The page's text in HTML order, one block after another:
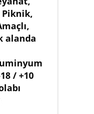
Piknik,
alanda
/ +10